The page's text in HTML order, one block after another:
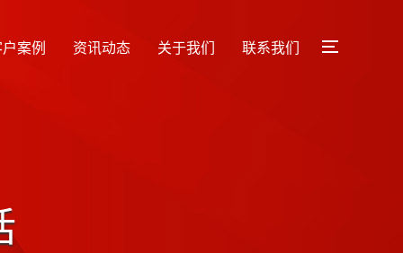
案例 资讯动态 关于我们 联系我们